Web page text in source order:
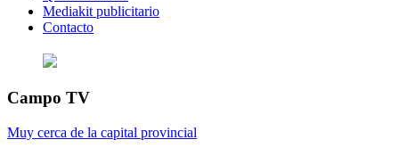
Mediakit publicitario
Contacto
Campo TV
Muy cerca de la capital provincial